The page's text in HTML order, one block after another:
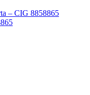
– CIG 8858865